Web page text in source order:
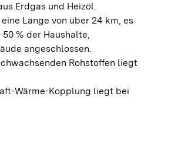
Erdgas und Heizöl.
Länge von über 24 km, es
% der Haushalte,
angeschlossen.
Rohstoffen liegt
Wärme-Kopplung liegt bei